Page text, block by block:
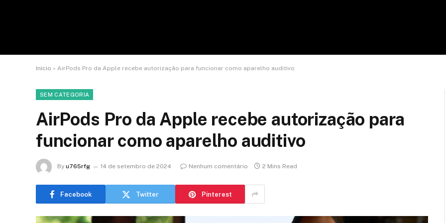
Início » AirPods Pro da Apple recebe autorização para funcionar como aparelho auditivo
SEM CATEGORIA
AirPods Pro da Apple recebe autorização para
funcionar como aparelho auditivo
By u765rfg 14 de setembro de 2024 Nenhum comentário 2 Mins Read
Facebook Twitter Pinterest